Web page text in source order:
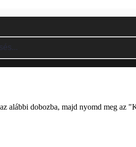
alábbi dobozba, majd nyomd meg az